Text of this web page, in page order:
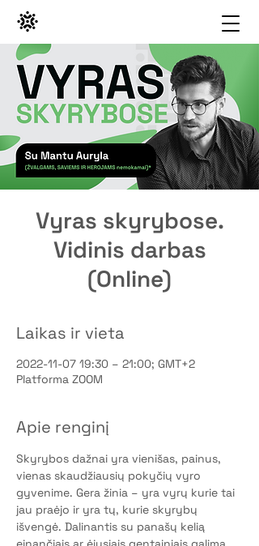
Vyras skyrybose.
Vidinis darbas
(Online)
Laikas ir vieta
2022-11-07 19:30 – 21:00; GMT+2
Platforma ZOOM
Apie renginį
Skyrybos dažnai yra vienišas, painus,
vienas skaudžiausių pokyčių vyro
gyvenime. Gera žinia – yra vyrų kurie tai
jau praėjo ir yra tų, kurie skyrybų
išvengė. Dalinantis su panašų kelią